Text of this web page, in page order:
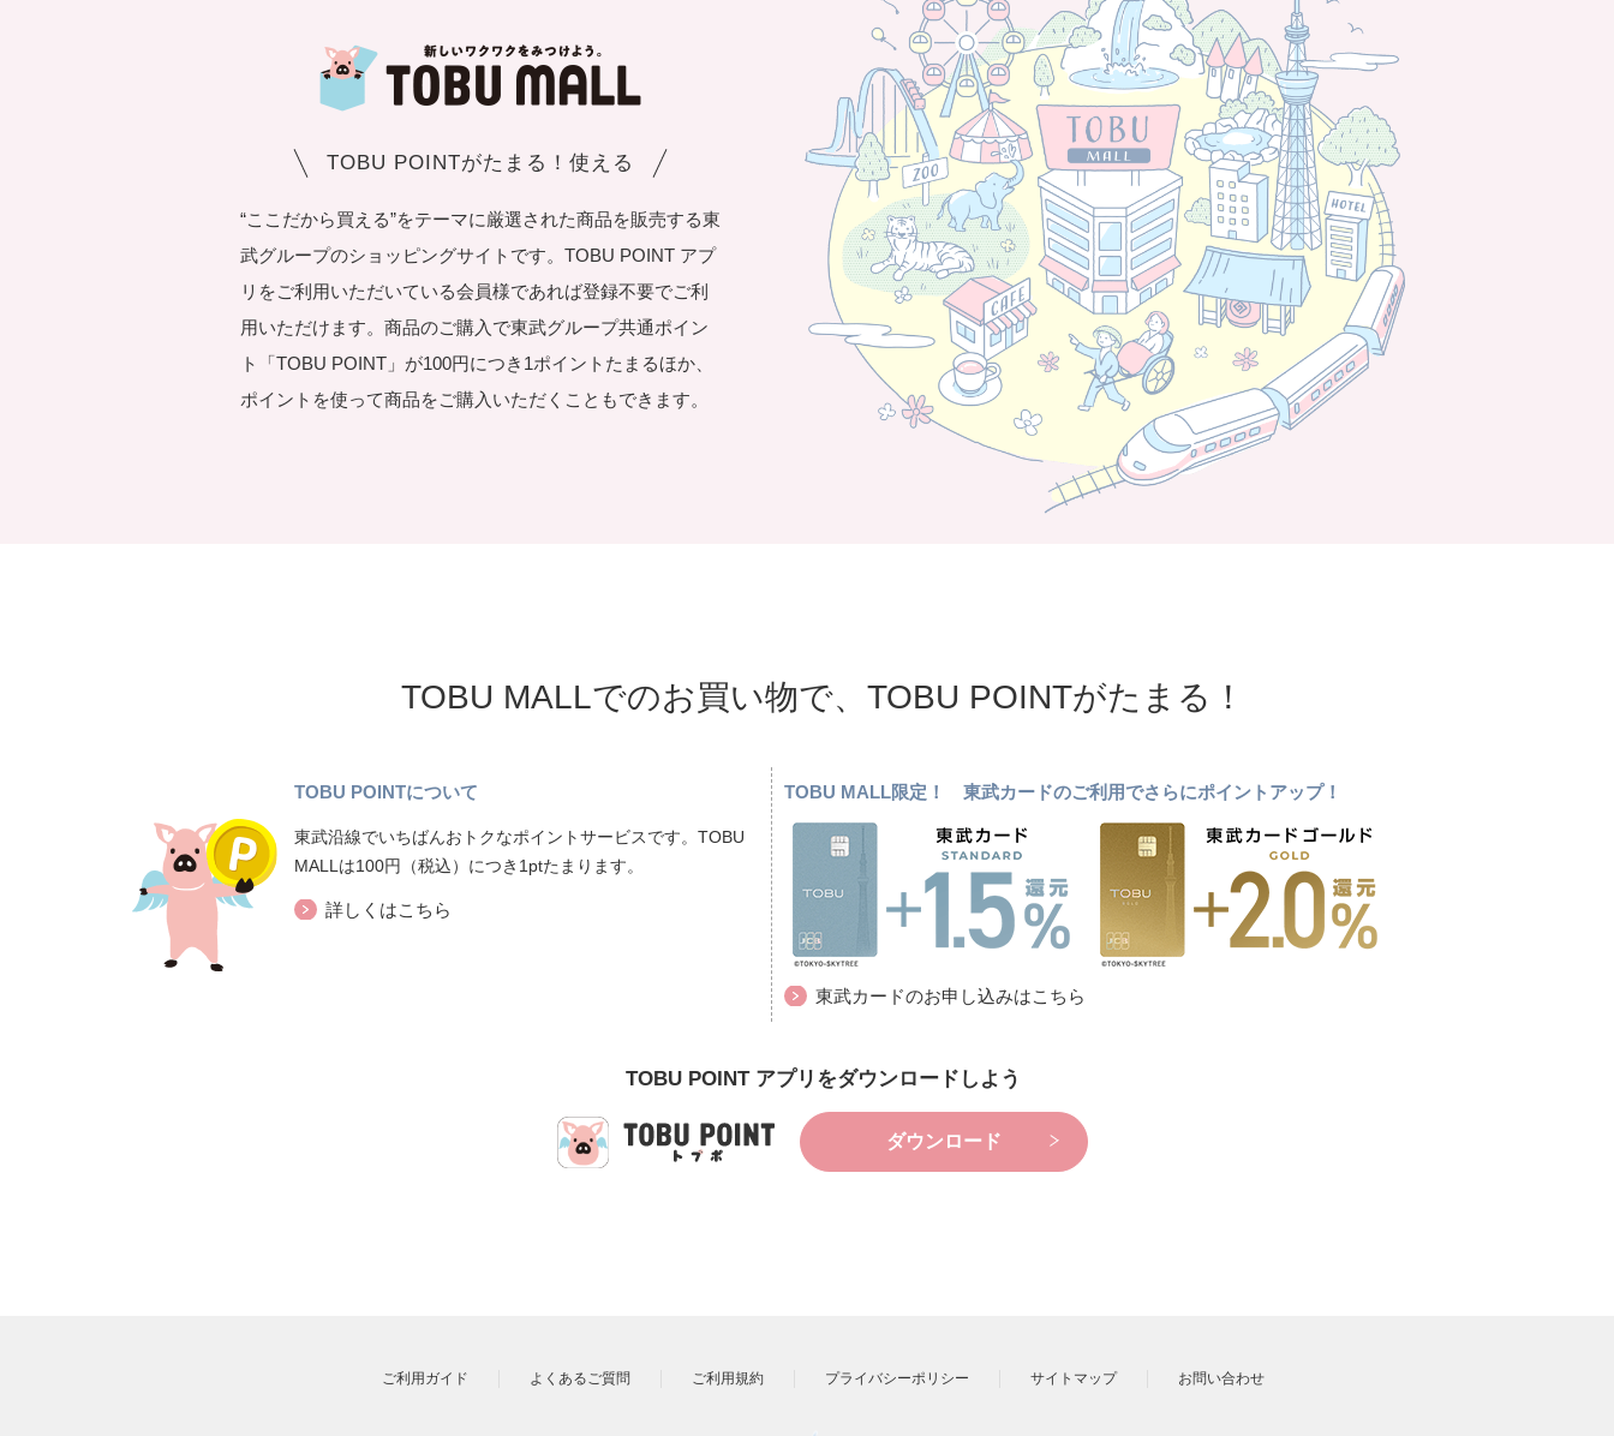
TOBU POINTがたまる！使える
“ここだから買える”をテーマに厳選された商品を販売する東
武グループのショッピングサイトです。TOBU POINT アプ
リをご利用いただいている会員様であれば登録不要でご利
用いただけます。商品のご購入で東武グループ共通ポイン
ト「TOBU POINT」が100円につき1ポイントたまるほか、
ポイントを使って商品をご購入いただくこともできます。
TOBU MALLでのお買い物で、TOBU POINTがたまる！
TOBU POINTについて
東武沿線でいちばんおトクなポイントサービスです。TOBU
MALLは100円（税込）につき1ptたまります。
詳しくはこちら
TOBU MALL限定！ 東武カードのご利用でさらにポイントアップ！
東武カードのお申し込みはこちら
TOBU POINT アプリをダウンロードしよう
ダウンロード
ご利用ガイド よくあるご質問 ご利用規約 プライバシーポリシー サイトマップ お問い合わせ